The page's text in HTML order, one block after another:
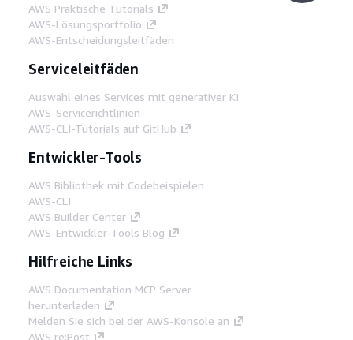
AWS Praktische Tutorials
AWS-Lösungsportfolio
AWS-Entscheidungsleitfäden
Serviceleitfäden
Auswahl eines Services mit generativer KI
AWS-Servicerichtlinien
AWS-CLI-Tutorials auf GitHub
Entwickler-Tools
AWS Bibliothek mit Codebeispielen
AWS-CLI
AWS Builder Center
AWS-Entwickler-Tools Blog
Hilfreiche Links
AWS Documentation MCP Server
herunterladen
Melden Sie sich bei der AWS-Konsole an
AWS re:Post